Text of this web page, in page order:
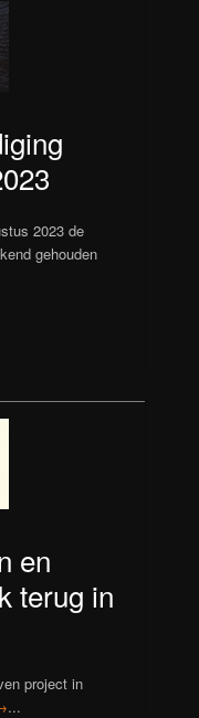
2023 de
gehouden
en
terug in
project in
...